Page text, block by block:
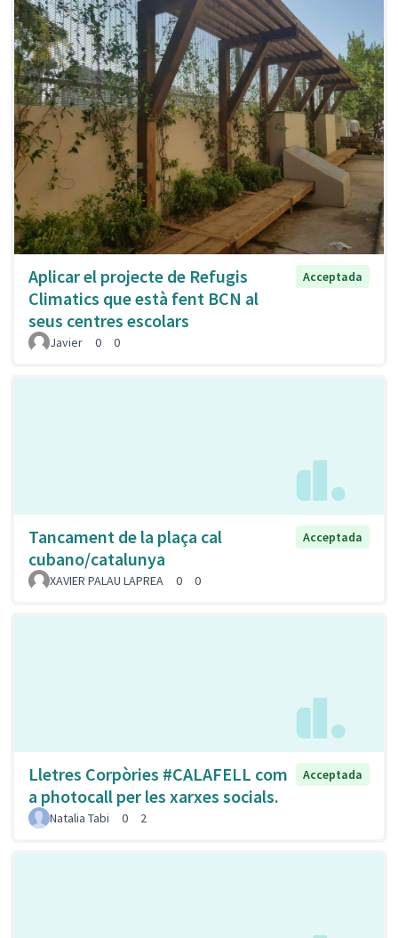
Aplicar el projecte de Refugis
Climatics que està fent BCN al
seus centres escolars
Acceptada
Javier 0 0
Tancament de la plaça cal
cubano/catalunya
Acceptada
XAVIER PALAU LAPREA 0 0
Lletres Corpòries #CALAFELL com
a photocall per les xarxes socials.
Acceptada
Natalia Tabi 0 2